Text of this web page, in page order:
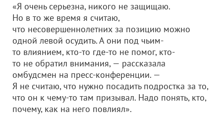
«Я очень серьезна, никого не защищаю.
Но в то же время я считаю,
что несовершеннолетних за позицию можно
одной левой осудить. А они под чьим-
то влиянием, кто-то где-то не помог, кто-
то не обратил внимания, — рассказала
омбудсмен на пресс-конференции. —
Я не считаю, что нужно посадить подростка за то,
что он к чему-то там призывал. Надо понять, кто,
почему, как на него повлиял».